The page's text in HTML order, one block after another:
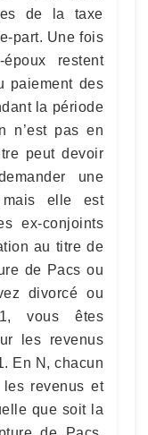
de la taxe
part. Une fois
restent
paiement des
la période
n’est pas en
peut devoir
une
mais elle est
ex-conjoints
au titre de
de Pacs ou
divorcé ou
vous êtes
les revenus
En N, chacun
revenus et
que soit la